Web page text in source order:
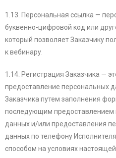
1.13. Персональная ссылка —
буквенно-цифровой код или
который позволяет Заказчику
к вебинару.
1.14. Регистрация Заказчика —
предоставление персональных
Заказчика путем заполнения
последующим предоставлением
данных и/или предоставления
данных по телефону
способом на условиях